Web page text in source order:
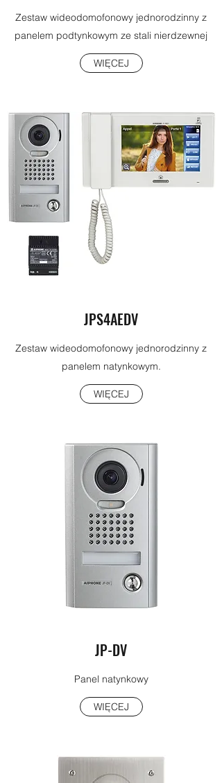
Zestaw wideodomofonowy jednorodzinny z
panelem podtynkowym ze stali nierdzewnej
WIĘCEJ
JPS4AEDV
Zestaw wideodomofonowy jednorodzinny z
panelem natynkowym.
WIĘCEJ
JP-DV
Panel natynkowy
WIĘCEJ